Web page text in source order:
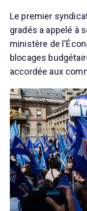
Le premier
gradés a appelé à
ministère de
blocages
accordée aux